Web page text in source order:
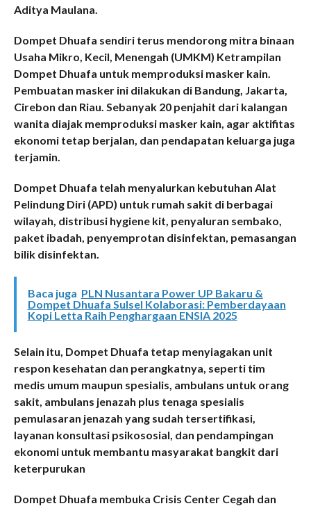
Aditya Maulana.
Dompet Dhuafa sendiri terus mendorong mitra binaan
Usaha Mikro, Kecil, Menengah (UMKM) Ketrampilan
Dompet Dhuafa untuk memproduksi masker kain.
Pembuatan masker ini dilakukan di Bandung, Jakarta,
Cirebon dan Riau. Sebanyak 20 penjahit dari kalangan
wanita diajak memproduksi masker kain, agar aktifitas
ekonomi tetap berjalan, dan pendapatan keluarga juga
terjamin.
Dompet Dhuafa telah menyalurkan kebutuhan Alat
Pelindung Diri (APD) untuk rumah sakit di berbagai
wilayah, distribusi hygiene kit, penyaluran sembako,
paket ibadah, penyemprotan disinfektan, pemasangan
bilik disinfektan.
Baca juga PLN Nusantara Power UP Bakaru &
Dompet Dhuafa Sulsel Kolaborasi: Pemberdayaan
Kopi Letta Raih Penghargaan ENSIA 2025
Selain itu, Dompet Dhuafa tetap menyiagakan unit
respon kesehatan dan perangkatnya, seperti tim
medis umum maupun spesialis, ambulans untuk orang
sakit, ambulans jenazah plus tenaga spesialis
pemulasaran jenazah yang sudah tersertifikasi,
layanan konsultasi psikososial, dan pendampingan
ekonomi untuk membantu masyarakat bangkit dari
keterpurukan
Dompet Dhuafa membuka Crisis Center Cegah dan